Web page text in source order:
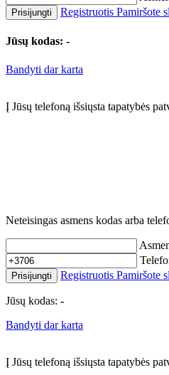
Prisijungti Registruotis Pamiršote
Jūsų kodas: -
Bandyti dar karta
Į Jūsų telefoną išsiųsta tapatybės
Neteisingas asmens kodas arba
Prisijungti Registruotis Pamiršote
Jūsų kodas: -
Bandyti dar karta
Į Jūsų telefoną išsiųsta tapatybės